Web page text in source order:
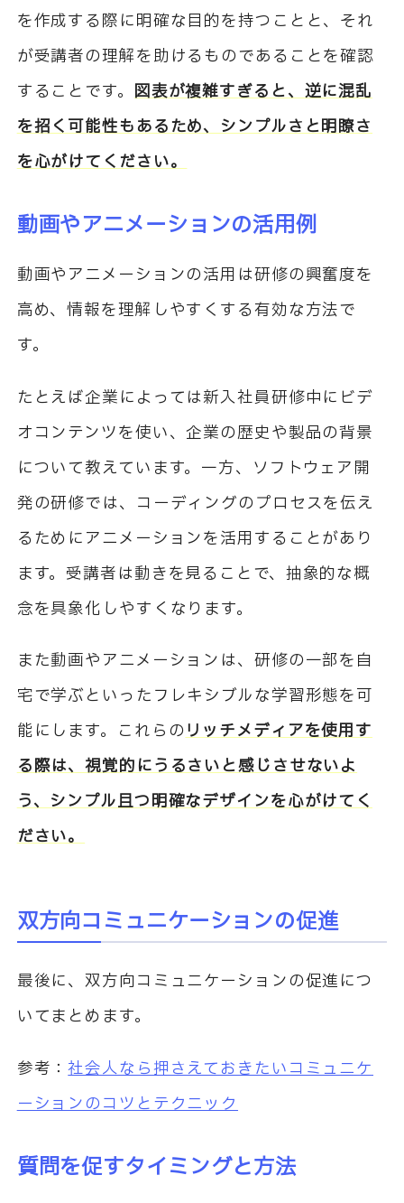
を作成する際に明確な目的を持つことと、それ
が受講者の理解を助けるものであることを確認
することです。 図表が複雑すぎると、逆に混乱
を招く可能性もあるため、シンプルさと明瞭さ
を心がけてください。
動画やアニメーションの活用例
動画やアニメーションの活用は研修の興奮度を
高め、情報を理解しやすくする有効な方法で
す。
たとえば企業によっては新入社員研修中にビデ
オコンテンツを使い、企業の歴史や製品の背景
について教えています。一方、ソフトウェア開
発の研修では、コーディングのプロセスを伝え
るためにアニメーションを活用することがあり
ます。受講者は動きを見ることで、抽象的な概
念を具象化しやすくなります。
また動画やアニメーションは、研修の一部を自
宅で学ぶといったフレキシブルな学習形態を可
能にします。これらのリッチメディアを使用す
る際は、視覚的にうるさいと感じさせないよ
う、シンプル且つ明確なデザインを心がけてく
ださい。
双方向コミュニケーションの促進
最後に、双方向コミュニケーションの促進につ
いてまとめます。
参考：社会人なら押さえておきたいコミュニケ
ーションのコツとテクニック
質問を促すタイミングと方法